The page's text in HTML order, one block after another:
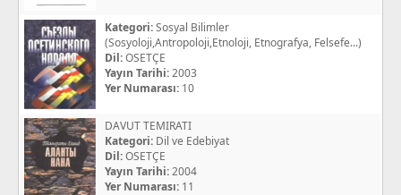
Kategori:Sosyal Bilimler
(Sosyoloji,Antropoloji,Etnoloji, Etnografya, Felsefe...)
Dil:OSETÇE
Yayın Tarihi:2003
Yer Numarası: 10
DAVUT TEMIRATI
Kategori: Dil ve Edebiyat
Dil:OSETÇE
Yayın Tarihi:2004
Yer Numarası: 11